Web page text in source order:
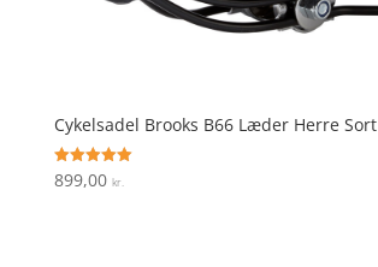
Cykelsadel Brooks B66 Læder Herre Sort
Vurderet
5
899,00 kr.